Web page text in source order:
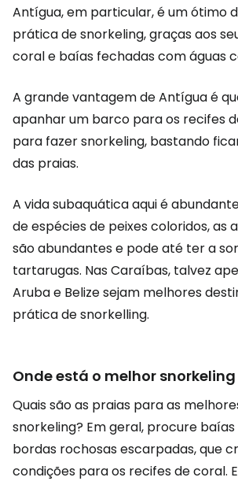
Antígua, em particular, é um ótimo
prática de snorkeling, graças aos
coral e baías fechadas com águas
A grande vantagem de Antígua é
apanhar um barco para os recifes
para fazer snorkeling, bastando
das praias.
A vida subaquática aqui é
de espécies de peixes coloridos, as
são abundantes e pode até ter a
tartarugas. Nas Caraíbas, talvez
Aruba e Belize sejam melhores
prática de snorkelling.
Onde está o melhor
Quais são as praias para as
snorkeling? Em geral, procure
bordas rochosas escarpadas, que
condições para os recifes de coral.